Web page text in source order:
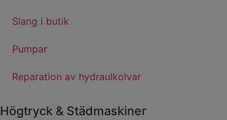
Slang i butik
Pumpar
Reparation av hydraulkolvar
Högtryck & Städmaskiner